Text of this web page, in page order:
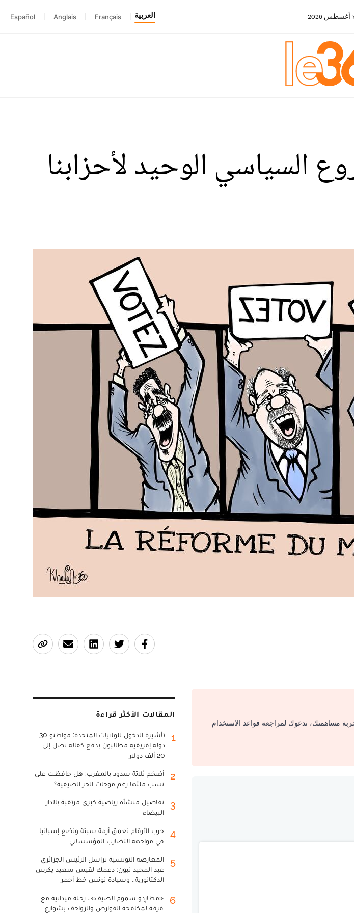
أغسطس 2026 العربية Français
Anglais
Español
السياسي الوحيد لأحزابنا
مساهمتك، ندعوك لمراجعة قواعد الاستخدام
المقالات الأكثر قراءة
1
تأشيرة الدخول للولايات المتحدة: مواطنو 30
دولة إفريقية مطالبون بدفع كفالة تصل إلى
20 ألف دولار
2
أضخم ثلاثة سدود بالمغرب: هل حافظت على
نسب ملئها رغم موجات الحر الصيفية؟
3
تفاصيل منشأة رياضية كبرى مرتقبة بالدار
البيضاء
4
حرب الأرقام تعمق أزمة سبتة وتضع إسبانيا
في مواجهة التضارب المؤسساتي
5
المعارضة التونسية تراسل الرئيس الجزائري
عبد المجيد تبون: دعمك لقيس سعيد يكرس
الدكتاتورية.. وسيادة تونس خط أحمر
6
«مطارِدو سموم الصيف».. رحلة ميدانية مع
فرقة لمكافحة القوارض والزواحف بشوارع